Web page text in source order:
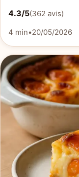
4.3/5(362 avis)
4 min•20/05/2026